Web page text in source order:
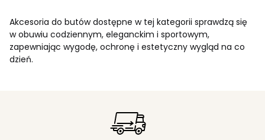
Akcesoria do butów dostępne w tej kategorii sprawdzą się
w obuwiu codziennym, eleganckim i sportowym,
zapewniając wygodę, ochronę i estetyczny wygląd na co
dzień.